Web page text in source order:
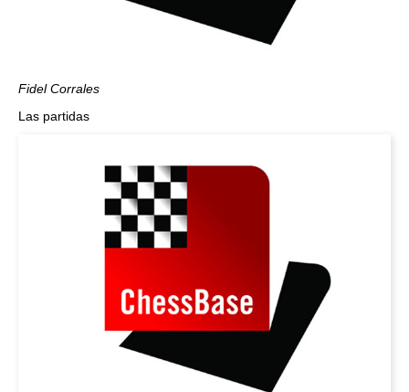
Fidel Corrales
Las partidas